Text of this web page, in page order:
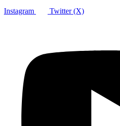
Instagram Twitter (X)